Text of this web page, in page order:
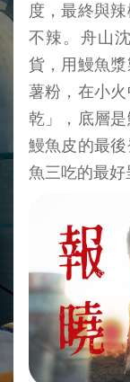
度，最終與
不辣。舟山
貨，用鰻魚
薯粉，在小
乾」，底層
鰻魚皮的最
魚三吃的最好